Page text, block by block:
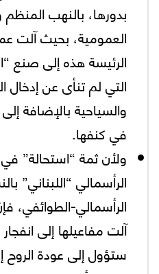
بدورها، بالنهب
العمومية، بحيث آلت
الرئيسة هذه إلى صنع
التي لم تنأى عن إدخال
والسياحية بالإضافة إلى
في كنفها.
ولأن ثمة “استحالة” في
الرأسمالي “اللبناني”
الرأسمالي-الطوائفي،
آلت مفاعيلها إلى انفجار
ستؤول إلى عودة الروح